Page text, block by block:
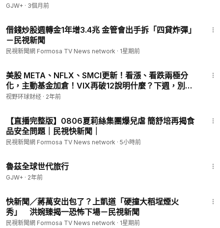
GJW+ · 3個月前
借錢炒股週轉金1年增3.4兆 金管會出手拆「四貸炸彈」
－民視新聞
民視新聞網 Formosa TV News network · 1星期前
美股 META、NFLX、SMCI更新！看漲、看跌兩極分
化，主動基金加倉！VIX再破12說明什麼？下週，別睡
著！
视野环球财经 · 2年前
【直播完整版】0806夏莉絲集團爆兒虐 簡舒培再揭食
品安全問題｜民視快新聞｜
民視新聞網 Formosa TV News network · 5小時前
魯茲全球世代旅行
GJW+ · 2年前
快新聞／蔣萬安出包了？上凱道「硬撞大稻埕煙火
秀」 洪婉臻揭一恐怖下場－民視新聞
民視新聞網 Formosa TV News network · 1星期前